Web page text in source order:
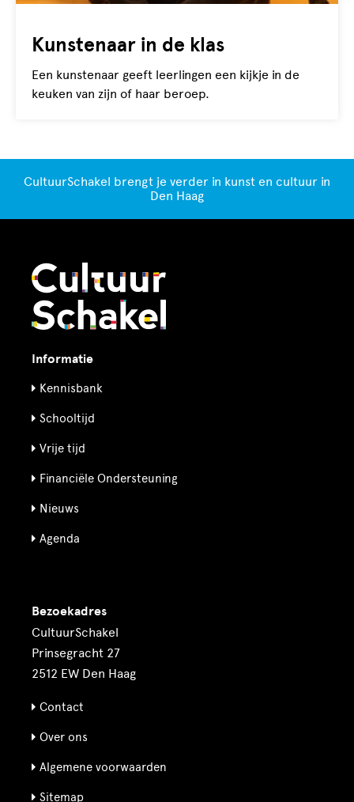
Kunstenaar in de klas
Een kunstenaar geeft leerlingen een kijkje in de
keuken van zijn of haar beroep.
CultuurSchakel brengt je verder in kunst en cultuur in
Den Haag
Informatie
Kennisbank
Schooltijd
Vrije tijd
Financiële Ondersteuning
Nieuws
Agenda
Bezoekadres
CultuurSchakel
Prinsegracht 27
2512 EW Den Haag
Contact
Over ons
Algemene voorwaarden
Sitemap